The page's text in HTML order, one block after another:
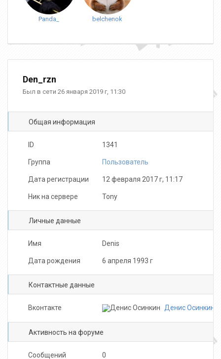
Panda_ belchenok
Den_rzn
Был в сети 26 января 2019 г, 11:30
Общая информация
ID 1341
Группа Пользователь
Дата регистрации 12 февраля 2017 г, 11:17
Ник на сервере Tony
Личные данные
Имя Denis
Дата рождения 6 апреля 1993 г
Контактные данные
Вконтакте Денис Осинкин
Активность на форуме
Сообщений 0